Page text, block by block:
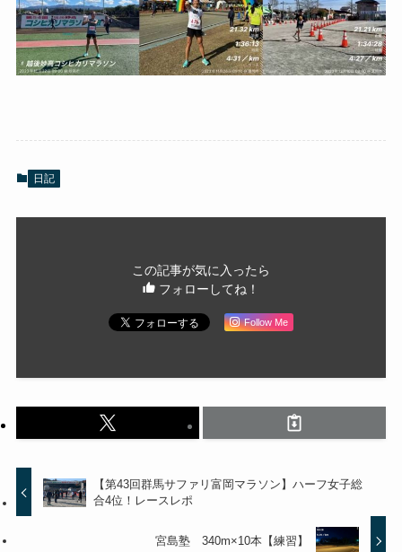
日記
この記事が気に入ったら
フォローしてね！
Follow Me
【第43回群馬サファリ富岡マラソン】ハーフ女子総
合4位！レースレポ
宮島塾 340m×10本【練習】